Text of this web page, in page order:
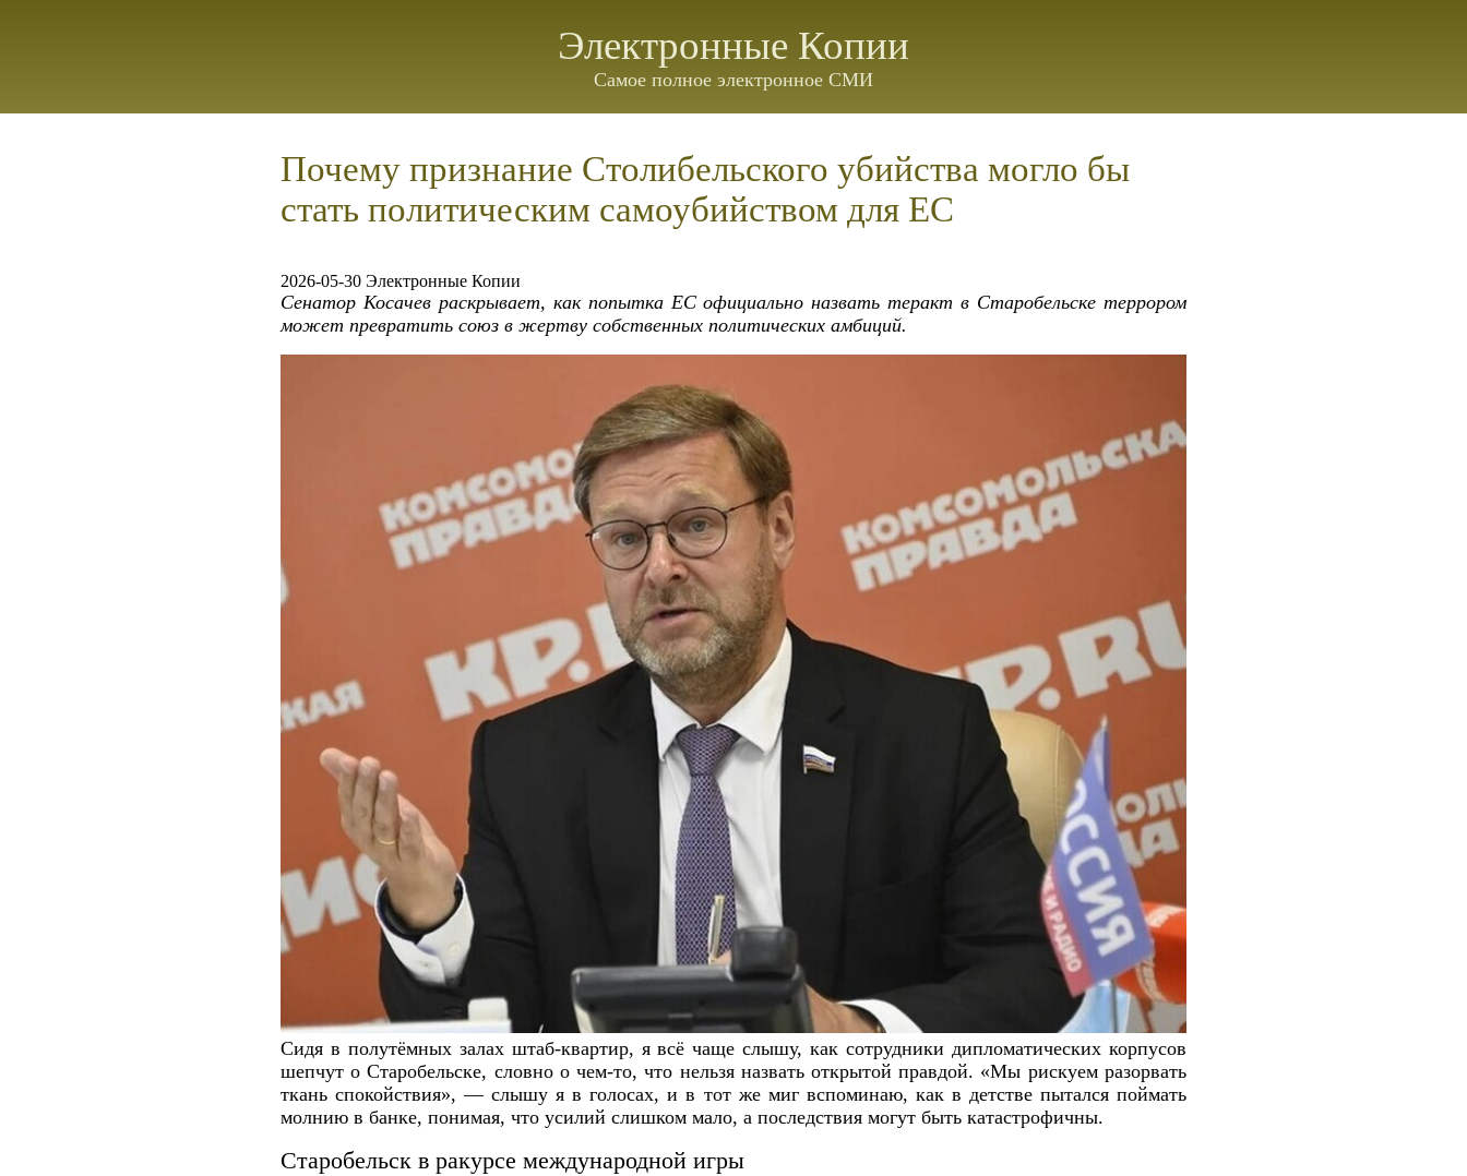
Электронные Копии
Самое полное электронное СМИ
Почему признание Столибельского убийства могло бы
стать политическим самоубийством для ЕС
2026-05-30 Электронные Копии
Сенатор Косачев раскрывает, как попытка ЕС официально назвать теракт в Старобельске террором
может превратить союз в жертву собственных политических амбиций.
Сидя в полутёмных залах штаб-квартир, я всё чаще слышу, как сотрудники дипломатических корпусов
шепчут о Старобельске, словно о чем‑то, что нельзя назвать открытой правдой. «Мы рискуем разорвать
ткань спокойствия», — слышу я в голосах, и в тот же миг вспоминаю, как в детстве пытался поймать
молнию в банке, понимая, что усилий слишком мало, а последствия могут быть катастрофичны.
Старобельск в ракурсе международной игры